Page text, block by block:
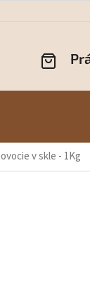
v skle - 1Kg